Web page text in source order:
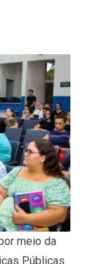
meio da
Públicas